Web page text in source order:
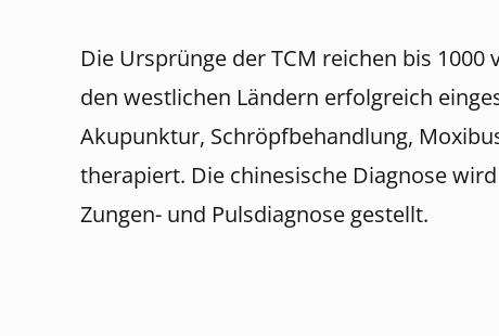
Die Ursprünge der TCM reichen bis
den westlichen Ländern erfolgreich
Akupunktur, Schröpfbehandlung,
therapiert. Die chinesische Diagnose
Zungen- und Pulsdiagnose gestellt.